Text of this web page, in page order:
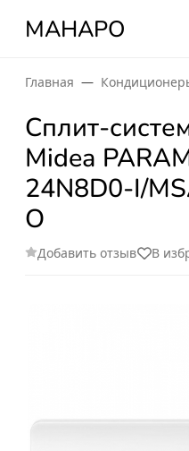
МАНАРО
Главная
Сплит-
Midea
24N8D0-I/
O
Добавить отзыв В